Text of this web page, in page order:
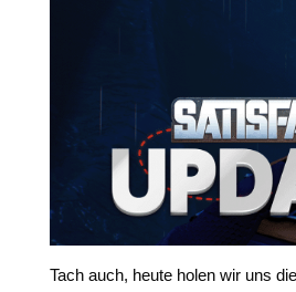
Tach auch, heute holen wir uns